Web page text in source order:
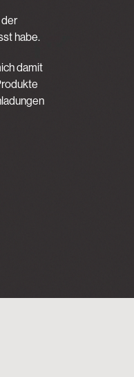
der
habe.
damit